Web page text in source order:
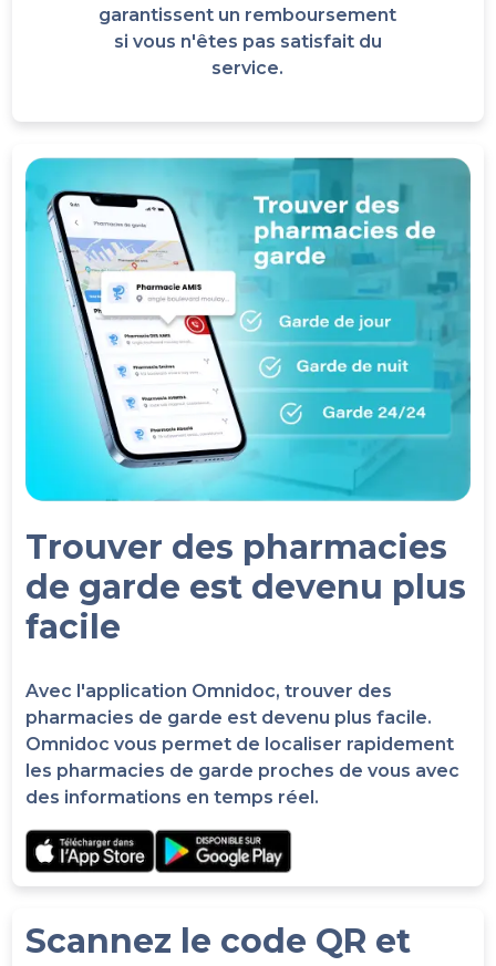
garantissent un remboursement
si vous n'êtes pas satisfait du
service.
Trouver des pharmacies
de garde est devenu plus
facile
Avec l'application Omnidoc, trouver des
pharmacies de garde est devenu plus facile.
Omnidoc vous permet de localiser rapidement
les pharmacies de garde proches de vous avec
des informations en temps réel.
Scannez le code QR et